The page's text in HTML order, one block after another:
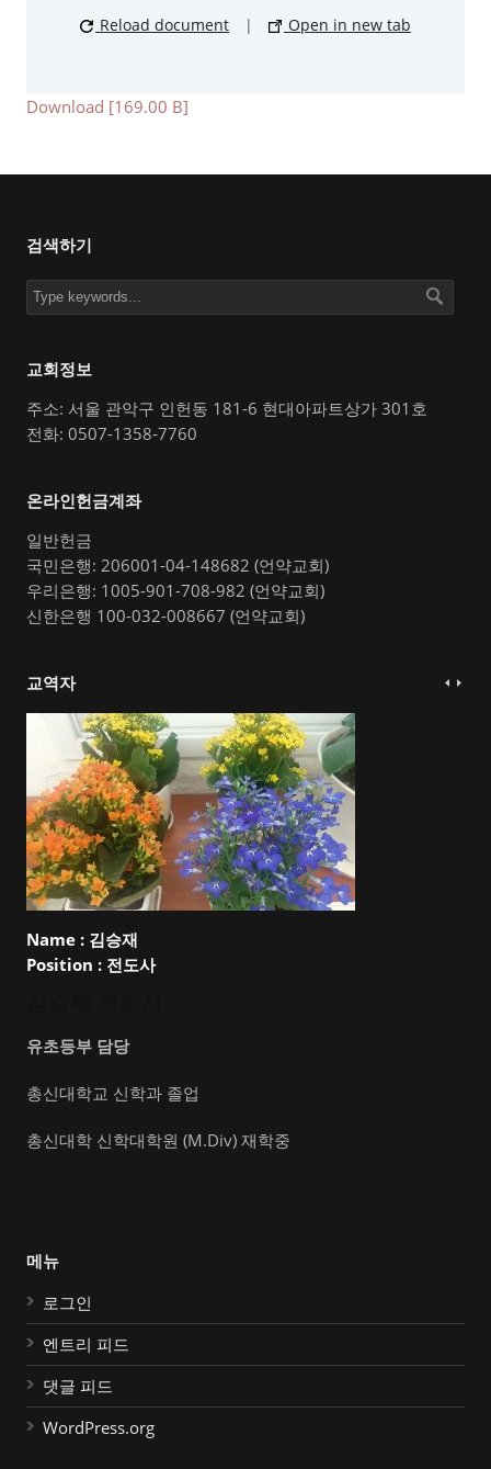
Reload document | Open in new tab
Download [169.00 B]
검색하기
교회정보
주소: 서울 관악구 인헌동 181-6 현대아파트상가 301호
전화: 0507-1358-7760
온라인헌금계좌
일반헌금
국민은행: 206001-04-148682 (언약교회)
우리은행: 1005-901-708-982 (언약교회)
신한은행 100-032-008667 (언약교회)
교역자
Name : 김승재
Position : 전도사
유초등부 담당
총신대학교 신학과 졸업
총신대학 신학대학원 (M.Div) 재학중
메뉴
로그인
엔트리 피드
댓글 피드
WordPress.org